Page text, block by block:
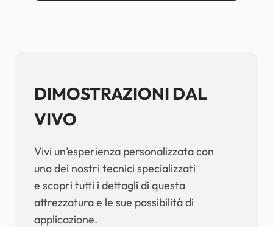
DIMOSTRAZIONI DAL
VIVO
Vivi un’esperienza personalizzata con
uno dei nostri tecnici specializzati
e scopri tutti i dettagli di questa
attrezzatura e le sue possibilità di
applicazione.